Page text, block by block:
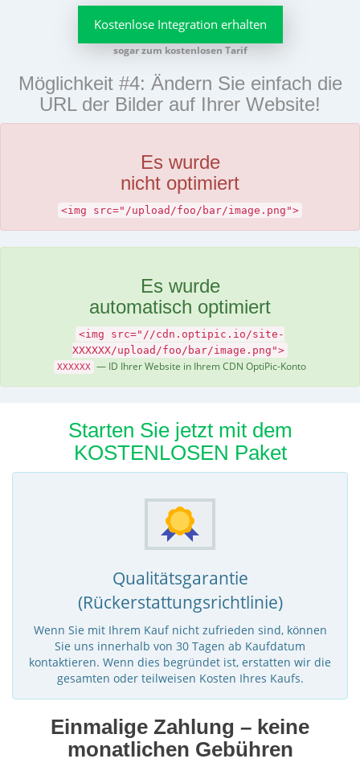
Kostenlose Integration erhalten
sogar zum kostenlosen Tarif
Möglichkeit #4: Ändern Sie einfach die
URL der Bilder auf Ihrer Website!
Es wurde
nicht optimiert
<img src="/upload/foo/bar/image.png">
Es wurde
automatisch optimiert
<img src="//cdn.optipic.io/site-
XXXXXX/upload/foo/bar/image.png">
XXXXXX — ID Ihrer Website in Ihrem CDN OptiPic-Konto
Starten Sie jetzt mit dem
KOSTENLOSEN Paket
Qualitätsgarantie
(Rückerstattungsrichtlinie)
Wenn Sie mit Ihrem Kauf nicht zufrieden sind, können
Sie uns innerhalb von 30 Tagen ab Kaufdatum
kontaktieren. Wenn dies begründet ist, erstatten wir die
gesamten oder teilweisen Kosten Ihres Kaufs.
Einmalige Zahlung – keine
monatlichen Gebühren